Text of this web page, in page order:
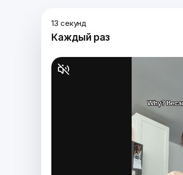
13 секунд
Каждый раз